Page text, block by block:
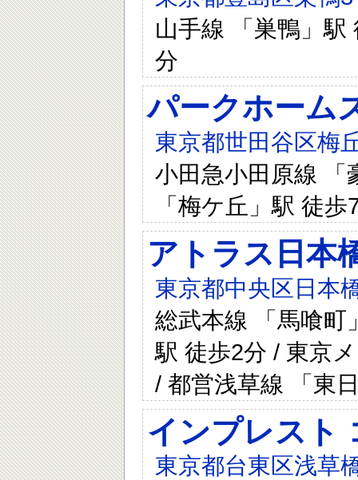
山手線 「巣鴨」駅
分
パークホーム
東京都世田谷区梅
小田急小田原線 「
「梅ケ丘」駅 徒
アトラス日本
東京都中央区日本
総武本線 「馬喰町
駅 徒歩2分 / 東京
/ 都営浅草線 「東
インプレスト
東京都台東区浅草